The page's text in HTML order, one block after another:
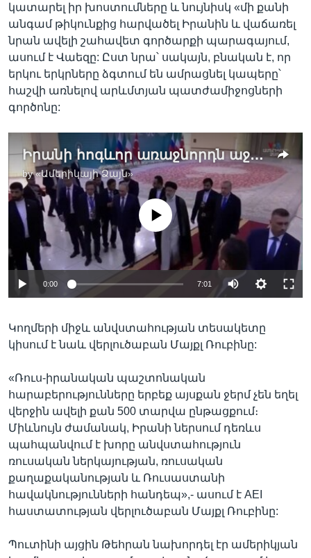
կատարել իր խոստումները և նույնիսկ «մի քանի
անգամ թիկունքից հարվածել Իրանին և վաճառել
նրան ավելի շահավետ գործարքի պարագայում,
ասում է Վաեզը: Ըստ նրա՝ սակայն, բնական է, որ
երկու երկրները ձգտում են ամրացնել կապերը՝
հաշվի առնելով արևմտյան պատժամիջոցների
գործոնը:
Իրանի հոգևոր առաջնորդն աջակցություն է հայտնել Ռուսաստանի զավթիչ գործողություններին Ուկրաինայում
by«Ամերիկայի Ձայն»
No media source currently available
0:00 7:01
Կողմերի միջև անվստահության տեսակետը
կիսում է նաև վերլուծաբան Մայքլ Ռուբինը:
«Ռուս-իրանական պաշտոնական
հարաբերությունները երբեք այսքան ջերմ չեն եղել
վերջին ավելի քան 500 տարվա ընթացքում։
Միևնույն ժամանակ, Իրանի ներսում դեռևս
պահպանվում է խորը անվստահություն
ռուսական ներկայության, ռուսական
քաղաքականության և Ռուսաստանի
հավակնությունների հանդեպ»,- ասում է AEI
հաստատության վերլուծաբան Մայքլ Ռուբինը:
Պուտինի այցին Թեհրան նախորդել էր ամերիկյան